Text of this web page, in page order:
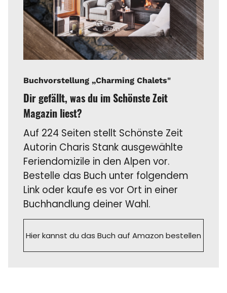
Buchvorstellung „Charming Chalets"
Dir gefällt, was du im Schönste Zeit
Magazin liest?
Auf 224 Seiten stellt Schönste Zeit
Autorin Charis Stank ausgewählte
Feriendomizile in den Alpen vor.
Bestelle das Buch unter folgendem
Link oder kaufe es vor Ort in einer
Buchhandlung deiner Wahl.
Hier kannst du das Buch auf Amazon bestellen